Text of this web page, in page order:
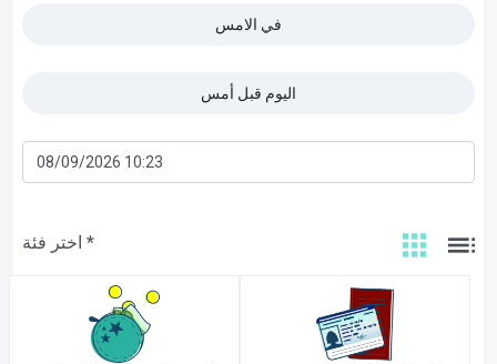
في الامس
اليوم قبل أمس
اختر فئة *